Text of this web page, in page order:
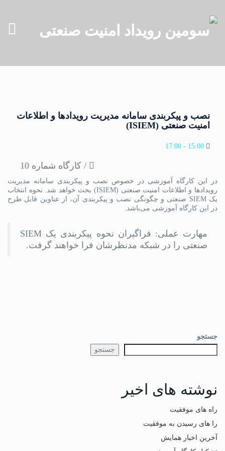
نصب و پیکربندی سامانه مدیریت رویدادها و اطلاعات
امنیت صنعتی (ISIEM)
/ کارگاه شماره 10
در این کارگاه آموزشی در خصوص نصب و پیکربندی سامانه مدیریت
رویدادها و اطلاعات امنیت صنعتی (ISIEM) بحث خواهد شد. نحوه انتخاب
یک SIEM صنعتی و چگونگی نصب و پیکربندی آن، از عناوین قابل طرح
در این کارگاه آموزشی می‌باشد.
مهارت عملی: فراگیران نحوه پیکربندی یک SIEM
صنعتی را در شبکه مدنظرشان فرا خواهند گرفت.
جستجو
جستجو
نوشته های اخیر
راه های موفقیت
را های رسیدن به موفقیت
آخرین اخبار همایش